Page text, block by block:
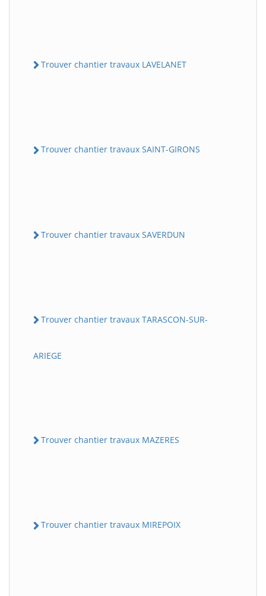
Trouver chantier travaux LAVELANET
Trouver chantier travaux SAINT-GIRONS
Trouver chantier travaux SAVERDUN
Trouver chantier travaux TARASCON-SUR-
ARIEGE
Trouver chantier travaux MAZERES
Trouver chantier travaux MIREPOIX